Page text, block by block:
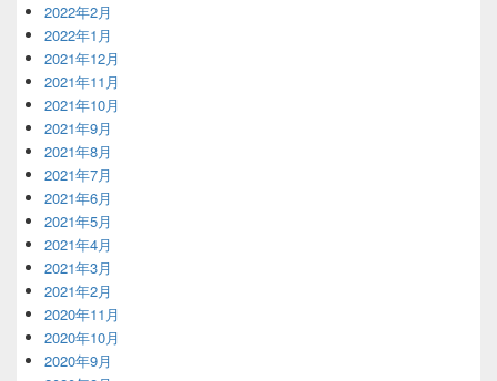
2022年2月
2022年1月
2021年12月
2021年11月
2021年10月
2021年9月
2021年8月
2021年7月
2021年6月
2021年5月
2021年4月
2021年3月
2021年2月
2020年11月
2020年10月
2020年9月